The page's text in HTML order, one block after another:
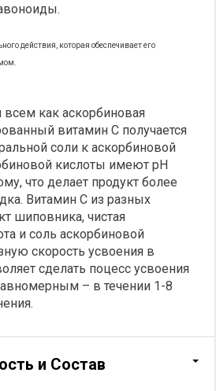
действия, которая обеспечивает его
всем как аскорбиновая
витамин С получается
соли к аскорбиновой
кислоты имеют pH
что делает продукт более
Витамин С из разных
шиповника, чистая
и соль аскорбиновой
скорость усвоения в
сделать поцесс усвоения
– в течении 1-8
и Состав